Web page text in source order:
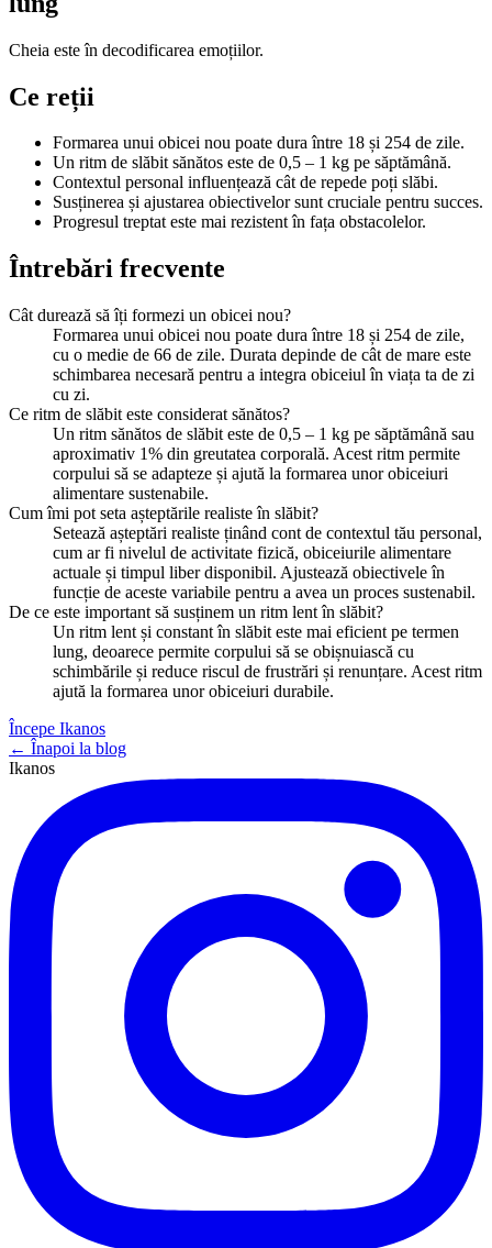
Cheia este în decodificarea emoțiilor.
Ce reții
Formarea unui obicei nou poate dura între 18 și 254 de zile.
Un ritm de slăbit sănătos este de 0,5 – 1 kg pe săptămână.
Contextul personal influențează cât de repede poți slăbi.
Susținerea și ajustarea obiectivelor sunt cruciale pentru succes.
Progresul treptat este mai rezistent în fața obstacolelor.
Întrebări frecvente
Cât durează să îți formezi un obicei nou?
Formarea unui obicei nou poate dura între 18 și 254 de zile,
cu o medie de 66 de zile. Durata depinde de cât de mare este
schimbarea necesară pentru a integra obiceiul în viața ta de zi
cu zi.
Ce ritm de slăbit este considerat sănătos?
Un ritm sănătos de slăbit este de 0,5 – 1 kg pe săptămână sau
aproximativ 1% din greutatea corporală. Acest ritm permite
corpului să se adapteze și ajută la formarea unor obiceiuri
alimentare sustenabile.
Cum îmi pot seta așteptările realiste în slăbit?
Setează așteptări realiste ținând cont de contextul tău personal,
cum ar fi nivelul de activitate fizică, obiceiurile alimentare
actuale și timpul liber disponibil. Ajustează obiectivele în
funcție de aceste variabile pentru a avea un proces sustenabil.
De ce este important să susținem un ritm lent în slăbit?
Un ritm lent și constant în slăbit este mai eficient pe termen
lung, deoarece permite corpului să se obișnuiască cu
schimbările și reduce riscul de frustrări și renunțare. Acest ritm
ajută la formarea unor obiceiuri durabile.
Începe Ikanos
← Înapoi la blog
Ikanos